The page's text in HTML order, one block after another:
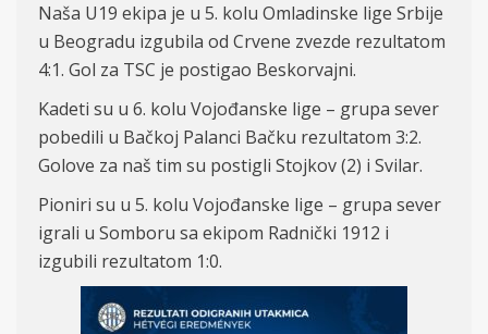
Naša U19 ekipa je u 5. kolu Omladinske lige Srbije
u Beogradu izgubila od Crvene zvezde rezultatom
4:1. Gol za TSC je postigao Beskorvajni.
Kadeti su u 6. kolu Vojođanske lige – grupa sever
pobedili u Bačkoj Palanci Bačku rezultatom 3:2.
Golove za naš tim su postigli Stojkov (2) i Svilar.
Pioniri su u 5. kolu Vojođanske lige – grupa sever
igrali u Somboru sa ekipom Radnički 1912 i
izgubili rezultatom 1:0.